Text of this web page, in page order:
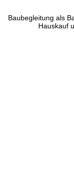
Baubegleitung als
Hauskauf